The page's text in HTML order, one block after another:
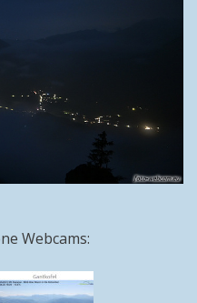
Webcams: